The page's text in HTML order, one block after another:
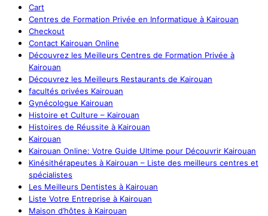
Cart
Centres de Formation Privée en Informatique à Kairouan
Checkout
Contact Kairouan Online
Découvrez les Meilleurs Centres de Formation Privée à
Kairouan
Découvrez les Meilleurs Restaurants de Kairouan
facultés privées Kairouan
Gynécologue Kairouan
Histoire et Culture – Kairouan
Histoires de Réussite à Kairouan
Kairouan
Kairouan Online: Votre Guide Ultime pour Découvrir Kairouan
Kinésithérapeutes à Kairouan – Liste des meilleurs centres et
spécialistes
Les Meilleurs Dentistes à Kairouan
Liste Votre Entreprise à Kairouan
Maison d’hôtes à Kairouan